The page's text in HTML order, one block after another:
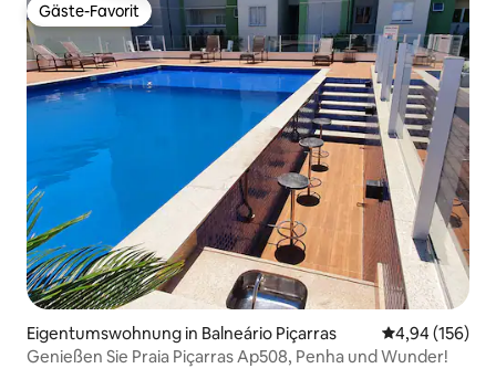
Gäste-Favorit
Gäste-Favorit
Eigentumswohnung in Balneário Piçarras
4,94 (156)
Genießen Sie Praia Piçarras Ap508, Penha und Wunder!